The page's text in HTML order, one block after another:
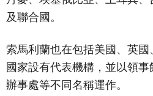
及聯合國。
索馬利蘭也在包括美國、英
國家設有代表機構，並以領
辦事處等不同名稱運作。